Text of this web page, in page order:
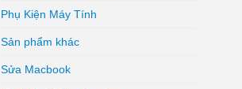
Phụ Kiện Máy Tính
Sản phẩm khác
Sửa Macbook